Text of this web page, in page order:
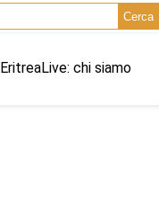
Cerca
EritreaLive: chi siamo